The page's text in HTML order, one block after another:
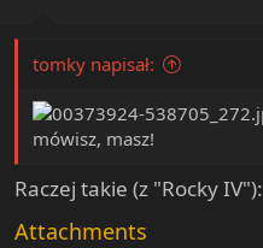
tomky napisał:
mówisz, masz!
Raczej takie (z "Rocky IV"):
Attachments